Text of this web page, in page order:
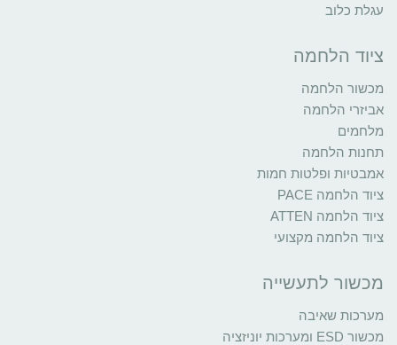
עגלת כלוב
ציוד הלחמה
מכשור הלחמה
אביזרי הלחמה
מלחמים
תחנות הלחמה
אמבטיות ופלטות חמות
ציוד הלחמה PACE
ציוד הלחמה ATTEN
ציוד הלחמה מקצועי
מכשור לתעשייה
מערכות שאיבה
מכשור ESD ומערכות יוניזציה